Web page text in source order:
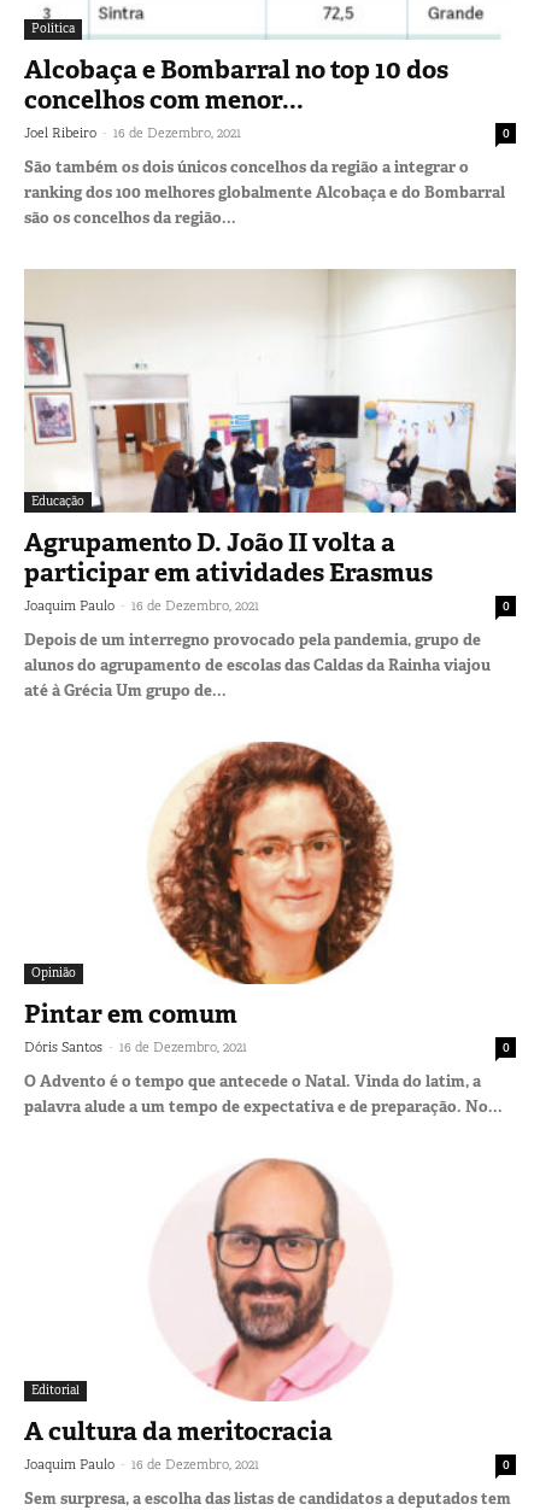
Política
Alcobaça e Bombarral no top 10 dos
concelhos com menor...
Joel Ribeiro - 16 de Dezembro, 2021 0
São também os dois únicos concelhos da região a integrar o
ranking dos 100 melhores globalmente Alcobaça e do Bombarral
são os concelhos da região...
Educação
Agrupamento D. João II volta a
participar em atividades Erasmus
Joaquim Paulo - 16 de Dezembro, 2021 0
Depois de um interregno provocado pela pandemia, grupo de
alunos do agrupamento de escolas das Caldas da Rainha viajou
até à Grécia Um grupo de...
Opinião
Pintar em comum
Dóris Santos - 16 de Dezembro, 2021 0
O Advento é o tempo que antecede o Natal. Vinda do latim, a
palavra alude a um tempo de expectativa e de preparação. No...
Editorial
A cultura da meritocracia
Joaquim Paulo - 16 de Dezembro, 2021 0
Sem surpresa, a escolha das listas de candidatos a deputados tem